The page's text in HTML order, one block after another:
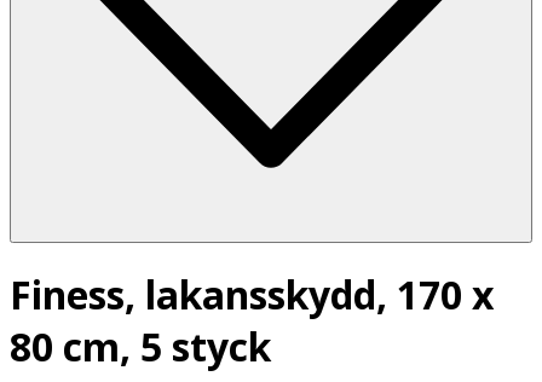
Finess, lakansskydd, 170 x
80 cm, 5 styck